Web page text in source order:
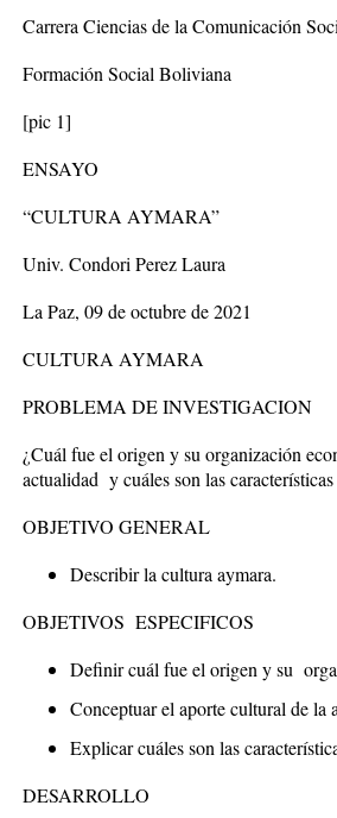
Carrera Ciencias de la Comunicación
Formación Social Boliviana
[pic 1]
ENSAYO
“CULTURA AYMARA”
Univ. Condori Perez Laura
La Paz, 09 de octubre de 2021
CULTURA AYMARA
PROBLEMA DE INVESTIGACION
¿Cuál fue el origen y su organización
actualidad y cuáles son las
OBJETIVO GENERAL
Describir la cultura aymara.
OBJETIVOS ESPECIFICOS
Definir cuál fue el origen y su
Conceptuar el aporte cultural de la
Explicar cuáles son las
DESARROLLO